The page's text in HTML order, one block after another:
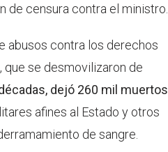
de censura contra el ministro.
abusos contra los derechos
que se desmovilizaron de
dejó 260 mil muertos
afines al Estado y otros
de sangre.